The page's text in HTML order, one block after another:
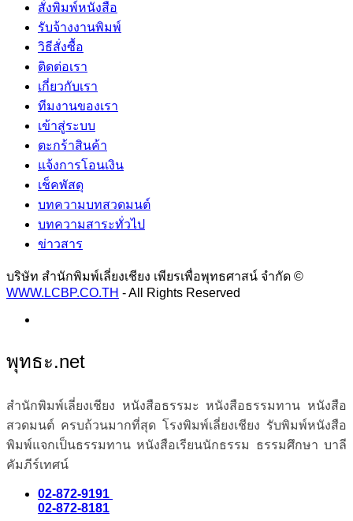
สั่งพิมพ์หนังสือ
รับจ้างงานพิมพ์
วิธีสั่งซื้อ
ติดต่อเรา
เกี่ยวกับเรา
ทีมงานของเรา
เข้าสู่ระบบ
ตะกร้าสินค้า
แจ้งการโอนเงิน
เช็คพัสดุ
บทความบทสวดมนต์
บทความสาระทั่วไป
ข่าวสาร
บริษัท สำนักพิมพ์เลี่ยงเชียง เพียรเพื่อพุทธศาสน์ จำกัด ©
WWW.LCBP.CO.TH - All Rights Reserved
พุทธะ.net
สำนักพิมพ์เลี่ยงเชียง หนังสือธรรมะ หนังสือธรรมทาน หนังสือ
สวดมนต์ ครบถ้วนมากที่สุด โรงพิมพ์เลี่ยงเชียง รับพิมพ์หนังสือ
พิมพ์แจกเป็นธรรมทาน หนังสือเรียนนักธรรม ธรรมศึกษา บาลี
คัมภีร์เทศน์
02-872-9191
02-872-8181